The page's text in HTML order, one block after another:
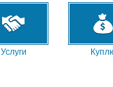
Услуги